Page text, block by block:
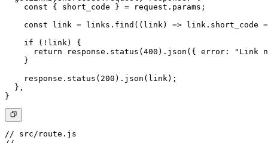
    const { short_code } = request.params;
const link = links.find((link) => link.short_code
    if (!link) {
return response.status(400).json({ error: "Link
    }
    response.status(200).json(link);
  },
// src/route.js